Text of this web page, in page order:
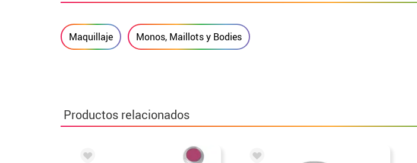
Maquillaje Monos, Maillots y Bodies
Productos relacionados